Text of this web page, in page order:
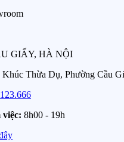
GIẤY, HÀ NỘI
Khúc Thừa Dụ, Phường Cầu
8h00 - 19h